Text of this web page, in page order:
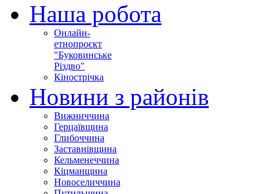
Наша робота
Онлайн-
етнопроєкт
"Буковинське
Різдво"
Кінострічка
Новини з районів
Вижниччина
Герцаївщина
Глибоччина
Заставнівщина
Кельменеччина
Кіцманщина
Новоселиччина